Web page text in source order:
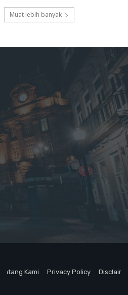
Muat lebih banyak
Tentang Kami Privacy Policy Disclaimer